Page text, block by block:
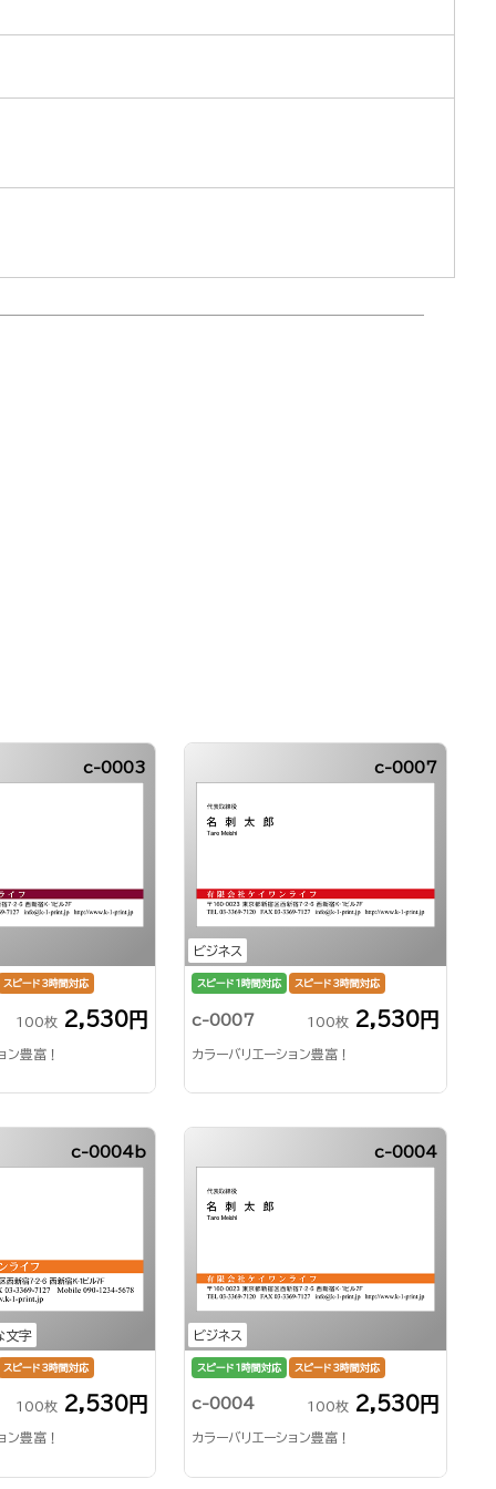
c-0003
スピード3時間対応
100枚 2,530円
ン豊富！
ビジネス
c-0007
スピード1時間対応 スピード3時間対応
c-0007 100枚 2,530円
カラーバリエーション豊富！
文字
c-0004b
スピード3時間対応
100枚 2,530円
ン豊富！
ビジネス
c-0004
スピード1時間対応 スピード3時間対応
c-0004 100枚 2,530円
カラーバリエーション豊富！